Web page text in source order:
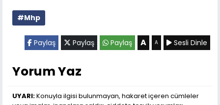
#Mhp
Paylaş Paylaş Paylaş A A Sesli Dinle
Yorum Yaz
UYARI:Konuyla ilgisi bulunmayan, hakaret içeren cümleler